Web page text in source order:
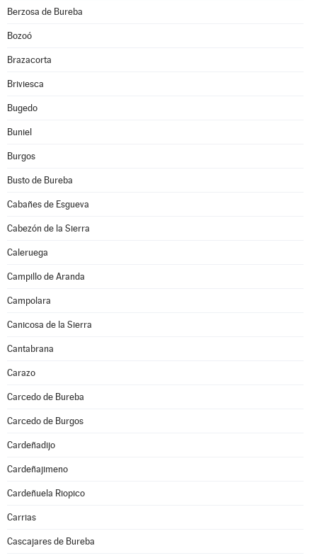
Berzosa de Bureba
Bozoó
Brazacorta
Briviesca
Bugedo
Buniel
Burgos
Busto de Bureba
Cabañes de Esgueva
Cabezón de la Sierra
Caleruega
Campillo de Aranda
Campolara
Canicosa de la Sierra
Cantabrana
Carazo
Carcedo de Bureba
Carcedo de Burgos
Cardeñadijo
Cardeñajimeno
Cardeñuela Riopico
Carrias
Cascajares de Bureba